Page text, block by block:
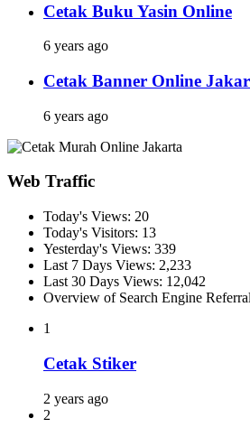
Cetak Buku Yasin Online
6 years ago
Cetak Banner Online
6 years ago
Web Traffic
Today's Views: 20
Today's Visitors: 13
Yesterday's Views: 339
Last 7 Days Views: 2,233
Last 30 Days Views: 12,042
Overview of Search Engine
1
Cetak Stiker
2 years ago
2